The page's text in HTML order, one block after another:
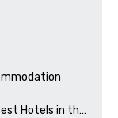
Hotels in the